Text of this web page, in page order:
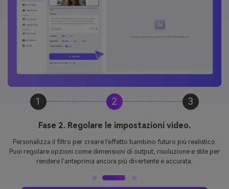
1 2 3
Fase 3. Crea il tuo futuro Babay.
Fare clic su "Generare" per lasciare cheAI future Bambino FiltroFai la
sua magia! In pochi secondi, avrai un'anteprima commovente del tuo
potenziale futuro figlio. Scarica immediatamente l'immagine e condividi